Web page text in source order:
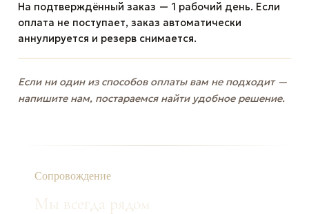
На подтверждённый заказ — 1 рабочий день. Если
оплата не поступает, заказ автоматически
аннулируется и резерв снимается.
Если ни один из способов оплаты вам не подходит —
напишите нам, постараемся найти удобное решение.
Сопровождение
Мы всегда рядом